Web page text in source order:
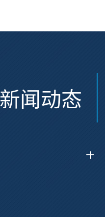
新闻动态